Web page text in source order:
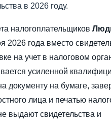
в 2026 году.
налогоплательщиков
2026 года вместо
на учет в налоговом
усиленной
документу на бумаге,
лица и печатью
выдают свидетельства и